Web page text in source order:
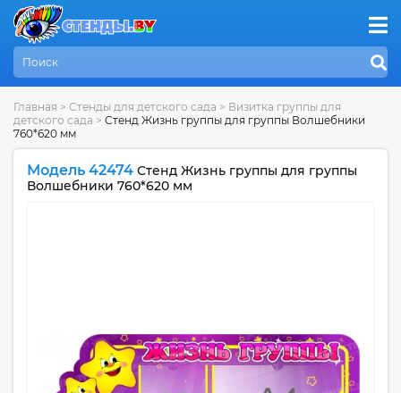
Главная > Стенды для детского сада > Визитка группы для
детского сада > Стенд Жизнь группы для группы Волшебники
760*620 мм
Модель 42474 Стенд Жизнь группы для группы
Волшебники 760*620 мм